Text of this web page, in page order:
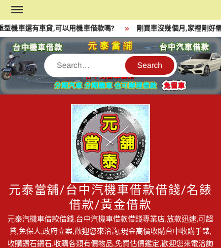
Skip
to
content
機車還有車貸,可以用機車借款嗎? 剛買車沒幾個月,家裡剛好
Search
元泰當舖/台中汽機車借款借錢/名錶
借款/黃金借款
元泰汽機車借款借錢,台中汽機車借款借錢專業店,放款迅速,可超
貸,免保人,政府立案,歡迎您來洽詢,現金高價收購台中收購手錶,
收購鑽石鑽石,收購各類有價物品,免費估價鑑定,歡迎您來電洽詢